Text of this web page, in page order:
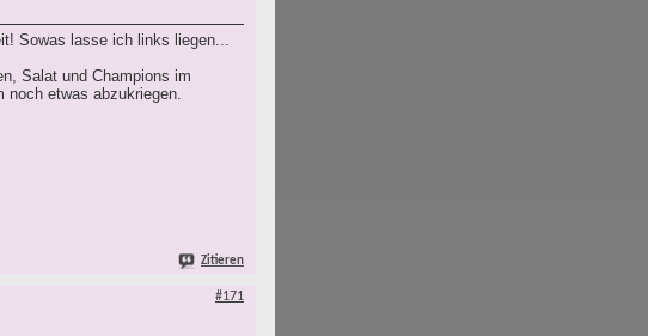
Sowas lasse ich links liegen...
Salat und Champions im
noch etwas abzukriegen.
Zitieren
#171